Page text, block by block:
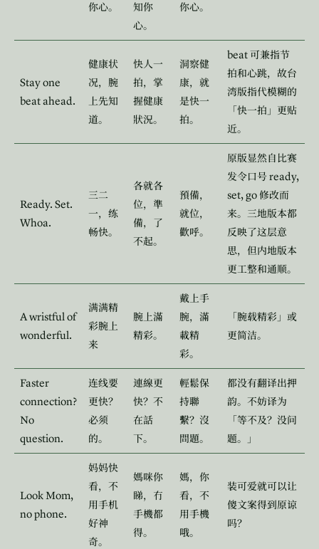
你心。
知你
心。
你心。
Stay one
beat ahead.
健康状
况，腕
上先知
道。
快人一
拍，掌
握健康
狀況。
洞察健
康，就
是快一
拍。
beat可兼指节
拍和心跳，故台
湾版指代模糊的
「快一拍」更贴
近。
Ready. Set.
Whoa.
三二
一，练
畅快。
各就各
位，準
備，了
不起。
預備，
就位，
歡呼。
原版显然自比赛
发令口号 ready,
set, go修改而
来。三地版本都
反映了这层意
思，但内地版本
更工整和通顺。
A wristful of
wonderful.
满满精
彩腕上
来
腕上滿
精彩。
戴上手
腕，滿
載精
彩。
「腕载精彩」或
更简洁。
Faster
connection?
No
question.
连线要
更快？
必须
的。
連線更
快？不
在話
下。
輕鬆保
持聯
繫？沒
問題。
都没有翻译出押
韵。不妨译为
「等不及？没问
题。」
Look Mom,
no phone.
妈妈快
看，不
用手机
好神
奇。
媽咪你
睇，冇
手機都
得。
媽，你
看，不
用手機
哦。
装可爱就可以让
傻文案得到原谅
吗？